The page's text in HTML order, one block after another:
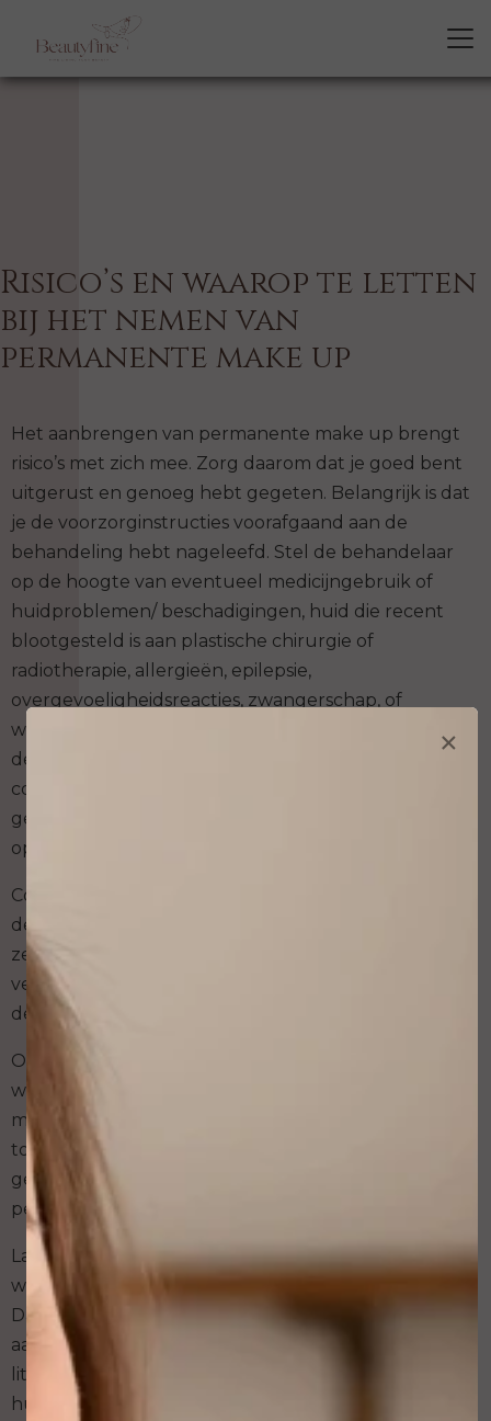
Risico’s en waarop te letten
bij het nemen van
permanente make up
Het aanbrengen van permanente make up brengt
risico’s met zich mee. Zorg daarom dat je goed bent
uitgerust en genoeg hebt gegeten. Belangrijk is dat
je de voorzorginstructies voorafgaand aan de
behandeling hebt nageleefd. Stel de behandelaar
op de hoogte van eventueel medicijngebruik of
huidproblemen/ beschadigingen, huid die recent
blootgesteld is aan plastische chirurgie of
radiotherapie, allergieën, epilepsie,
overgevoeligheidsreacties, zwangerschap, of
wanneer je borstvoeding geeft. Dit alles kan namelijk
de genezing beïnvloeden en meer risico geven op
complicaties. Huid die eerder gepigmenteerd of
gelaserd is, maar nog niet genezen kan ook het risico
op complicaties vergroten.
Controleer op www.veiligtatoeerenenpiercen.nl dat
de studio waar je permanente make up wilt laten
zetten, een geldige vergunning heeft. Deze
vergunning geeft aan dat de studio werkt volgens
de meest recente hygiëne norm.
Omdat permanente make up altijd op het hoofd
wordt aangebracht, is het zetten van permanente
make up bij jongeren onder de 16 jaar niet
toegestaan. Bij kinderen onder de 12 jaar is het op
geen enkele plaats op het lichaam toegestaan om
permanente make up te laten aanbrengen.
Laat nooit permanente make up aanbrengen
wanneer je onder invloed bent van alcohol of drugs.
Daarnaast laat je ook geen permanente make up
aanbrengen op moedervlekken, of op plekken waar
littekenweefsel zit als gevolg van verwijderde
huidkanker.
×